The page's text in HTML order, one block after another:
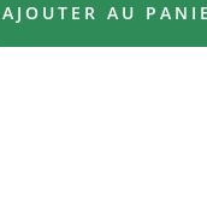
AJOUTER AU